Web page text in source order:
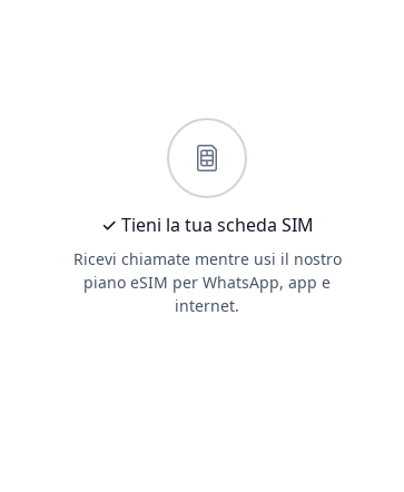
✓ Tieni la tua scheda SIM
Ricevi chiamate mentre usi il nostro
piano eSIM per WhatsApp, app e
internet.